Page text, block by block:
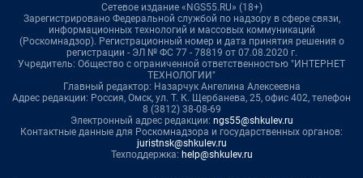
Сетевое издание «NGS55.RU» (18+)
Зарегистрировано Федеральной службой по надзору в сфере связи,
информационных технологий и массовых коммуникаций
(Роскомнадзор). Регистрационный номер и дата принятия решения о
регистрации - ЭЛ № ФС 77 - 78819 от 07.08.2020 г.
Учредитель: Общество с ограниченной ответственностью "ИНТЕРНЕТ
ТЕХНОЛОГИИ"
Главный редактор: Назарчук Ангелина Алексеевна
Адрес редакции: Россия, Омск, ул. Т. К. Щербанева, 25, офис 402, телефон
8 (3812) 38-08-69
Электронный адрес редакции: ngs55@shkulev.ru
Контактные данные для Роскомнадзора и государственных органов:
juristnsk@shkulev.ru
Техподдержка: help@shkulev.ru